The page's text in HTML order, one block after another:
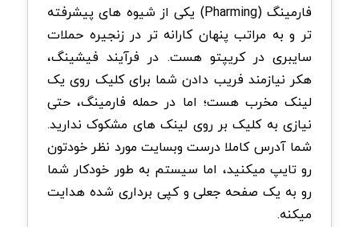
فارمینگ (Pharming) یکی از شیوه های پیشرفته
تر و به مراتب پنهان کارانه تر در زنجیره حملات
سایبری در کریپتو هست. در فرآیند فیشینگ،
هکر نیازمند فریب دادن شما برای کلیک روی یک
لینک مخرب هست؛ اما در حمله فارمینگ، حتی
نیازی به کلیک بر روی لینک های مشکوک ندارید.
شما آدرس کاملا درست وبسایت مورد نظر خودتون
رو تایپ میکنید، اما سیستم به طور خودکار شما
رو به یک صفحه جعلی و کپی برداری شده هدایت
میکنه.